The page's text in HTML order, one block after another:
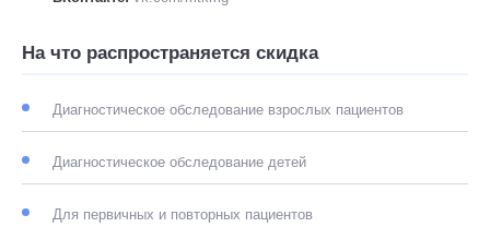
На что распространяется скидка
Диагностическое обследование взрослых пациентов
Диагностическое обследование детей
Для первичных и повторных пациентов